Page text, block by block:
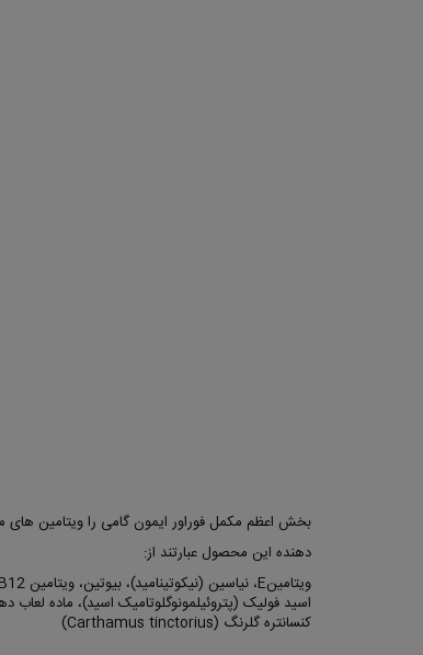
بخش اعظم مکمل فوراور ایمون گامی را ویتامین های
دهنده این محصول عبارتند از:
کنسانتره گلرنگ (Carthamus tinctorius)